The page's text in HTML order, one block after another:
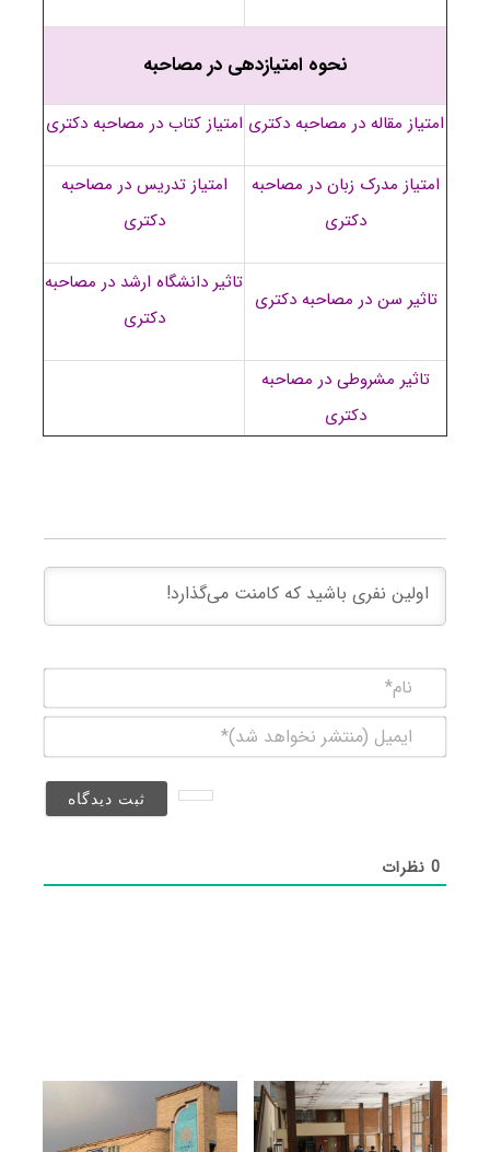
نحوه امتیازدهی در مصاحبه
امتیاز مقاله در مصاحبه دکتری امتیاز کتاب در مصاحبه دکتری
امتیاز مدرک زبان در مصاحبه
دکتری
امتیاز تدریس در مصاحبه
دکتری
تاثیر سن در مصاحبه دکتری
تاثیر دانشگاه ارشد در مصاحبه
دکتری
تاثیر مشروطی در مصاحبه
دکتری
(منتشر
0نظرات